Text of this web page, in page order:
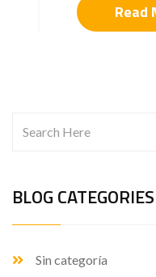
Read
BLOG CATEGORIES
Sin categoría